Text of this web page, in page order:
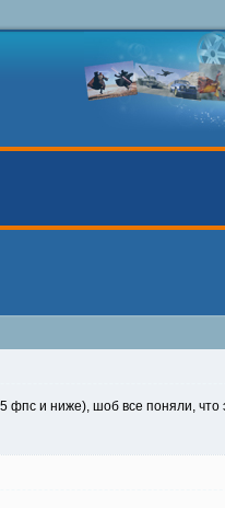
фпс и ниже), шоб все поняли, что